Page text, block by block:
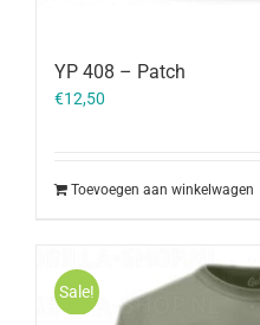
YP 408 – Patch
€12,50
Toevoegen aan winkelwagen
Sale!